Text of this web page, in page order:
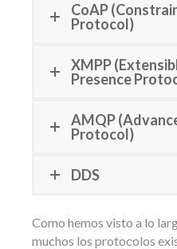
CoAP
Protocol)
XMPP
Presence
AMQP
Protocol)
DDS
Como hemos visto a lo
muchos los protocolos